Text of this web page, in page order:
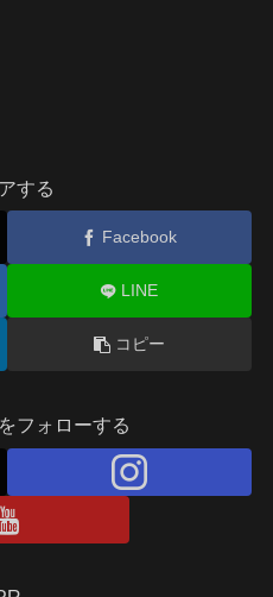
する
Facebook
LINE
コピー
フォローする